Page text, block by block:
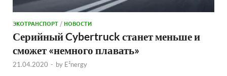
ЭКОТРАНСПОРТ /НОВОСТИ
Серийный Cybertruck станет меньше и
сможет «немного плавать»
21.04.2020 - by E²nergy